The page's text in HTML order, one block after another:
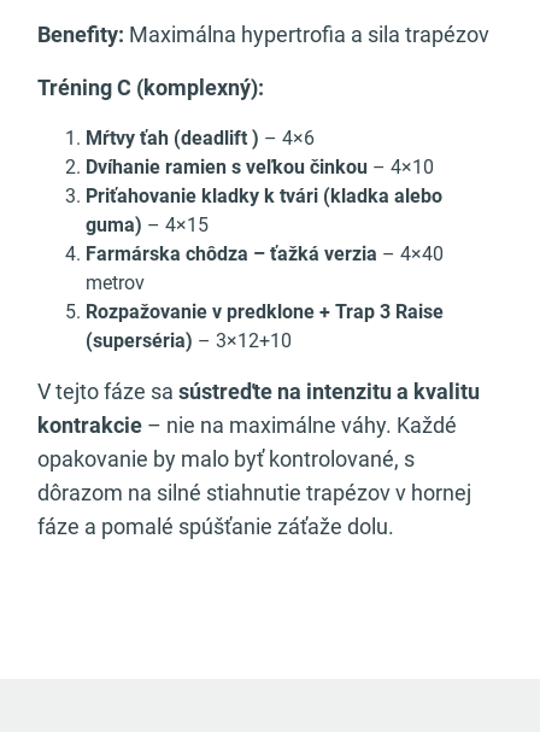
Benefity: Maximálna hypertrofia a sila trapézov
Tréning C (komplexný):
Mŕtvy ťah (deadlift ) – 4×6
Dvíhanie ramien s veľkou činkou – 4×10
Priťahovanie kladky k tvári (kladka alebo
guma) – 4×15
Farmárska chôdza – ťažká verzia – 4×40
metrov
Rozpažovanie v predklone + Trap 3 Raise
(superséria) – 3×12+10
V tejto fáze sa sústreďte na intenzitu a kvalitu
kontrakcie – nie na maximálne váhy. Každé
opakovanie by malo byť kontrolované, s
dôrazom na silné stiahnutie trapézov v hornej
fáze a pomalé spúšťanie záťaže dolu.